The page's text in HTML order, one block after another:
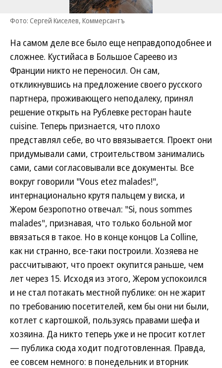
Фото: Сергей Киселев, Коммерсантъ
На самом деле все было еще неправдоподобнее и
сложнее. Кустийаса в Большое Сареево из
Франции никто не переносил. Он сам,
откликнувшись на предложение своего русского
партнера, проживающего неподалеку, принял
решение открыть на Рублевке ресторан haute
cuisine. Теперь признается, что плохо
представлял себе, во что ввязывается. Проект они
придумывали сами, строительством занимались
сами, сами согласовывали все документы. Все
вокруг говорили "Vous etez malades!",
интернационально крутя пальцем у виска, и
Жером безропотно отвечал: "Si, nous sommes
malades", признавая, что только больной мог
ввязаться в такое. Но в конце концов La Colline,
как ни странно, все-таки построили. Хозяева не
рассчитывают, что проект окупится раньше, чем
лет через 15. Исходя из этого, Жером успокоился
и не стал потакать местной публике: он не жарит
по требованию посетителей, кем бы они ни были,
котлет с картошкой, пользуясь правами шефа и
хозяина. Да никто теперь уже и не просит котлет
— публика сюда ходит подготовленная. Правда,
ее совсем немного: в понедельник и вторник